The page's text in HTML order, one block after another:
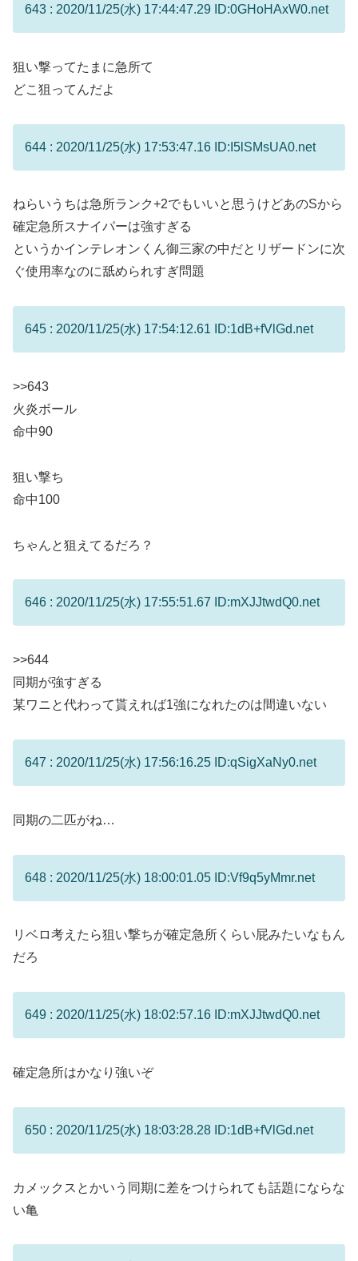
643 : 2020/11/25(水) 17:44:47.29 ID:0GHoHAxW0.net
狙い撃ってたまに急所て
どこ狙ってんだよ
644 : 2020/11/25(水) 17:53:47.16 ID:I5lSMsUA0.net
ねらいうちは急所ランク+2でもいいと思うけどあのSから
確定急所スナイパーは強すぎる
というかインテレオンくん御三家の中だとリザードンに次
ぐ使用率なのに舐められすぎ問題
645 : 2020/11/25(水) 17:54:12.61 ID:1dB+fVlGd.net
>>643
火炎ボール
命中90
狙い撃ち
命中100
ちゃんと狙えてるだろ？
646 : 2020/11/25(水) 17:55:51.67 ID:mXJJtwdQ0.net
>>644
同期が強すぎる
某ワニと代わって貰えれば1強になれたのは間違いない
647 : 2020/11/25(水) 17:56:16.25 ID:qSigXaNy0.net
同期の二匹がね…
648 : 2020/11/25(水) 18:00:01.05 ID:Vf9q5yMmr.net
リベロ考えたら狙い撃ちが確定急所くらい屁みたいなもん
だろ
649 : 2020/11/25(水) 18:02:57.16 ID:mXJJtwdQ0.net
確定急所はかなり強いぞ
650 : 2020/11/25(水) 18:03:28.28 ID:1dB+fVlGd.net
カメックスとかいう同期に差をつけられても話題にならな
い亀